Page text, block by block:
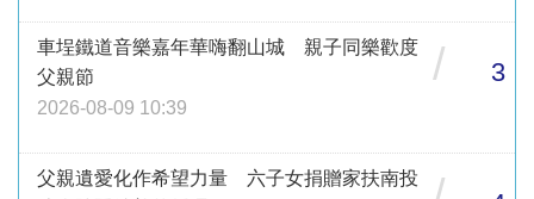
車埕鐵道音樂嘉年華嗨翻山城 親子同樂歡度
父親節
2026-08-09 10:39
/ 3
父親遺愛化作希望力量 六子女捐贈家扶南投